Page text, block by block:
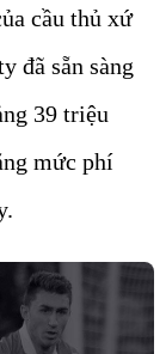
cầu thủ xứ
đã sẵn sàng
39 triệu
mức phí